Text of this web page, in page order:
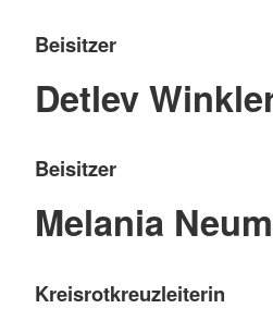
Beisitzer
Detlev
Beisitzer
Melania
Kreisrotkreuzleiterin